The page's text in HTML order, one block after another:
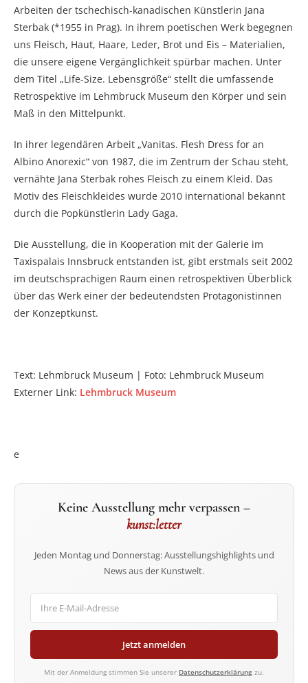
Arbeiten der tschechisch-kanadischen Künstlerin Jana
Sterbak (*1955 in Prag). In ihrem poetischen Werk begegnen
uns Fleisch, Haut, Haare, Leder, Brot und Eis – Materialien,
die unsere eigene Vergänglichkeit spürbar machen. Unter
dem Titel „Life-Size. Lebensgröße“ stellt die umfassende
Retrospektive im Lehmbruck Museum den Körper und sein
Maß in den Mittelpunkt.
In ihrer legendären Arbeit „Vanitas. Flesh Dress for an
Albino Anorexic“ von 1987, die im Zentrum der Schau steht,
vernähte Jana Sterbak rohes Fleisch zu einem Kleid. Das
Motiv des Fleischkleides wurde 2010 international bekannt
durch die Popkünstlerin Lady Gaga.
Die Ausstellung, die in Kooperation mit der Galerie im
Taxispalais Innsbruck entstanden ist, gibt erstmals seit 2002
im deutschsprachigen Raum einen retrospektiven Überblick
über das Werk einer der bedeutendsten Protagonistinnen
der Konzeptkunst.
Text: Lehmbruck Museum | Foto: Lehmbruck Museum
Externer Link: Lehmbruck Museum
e
Keine Ausstellung mehr verpassen –
kunst:letter
Jeden Montag und Donnerstag: Ausstellungshighlights und
News aus der Kunstwelt.
Jetzt anmelden
Mit der Anmeldung stimmen Sie unserer Datenschutzerklärung zu.